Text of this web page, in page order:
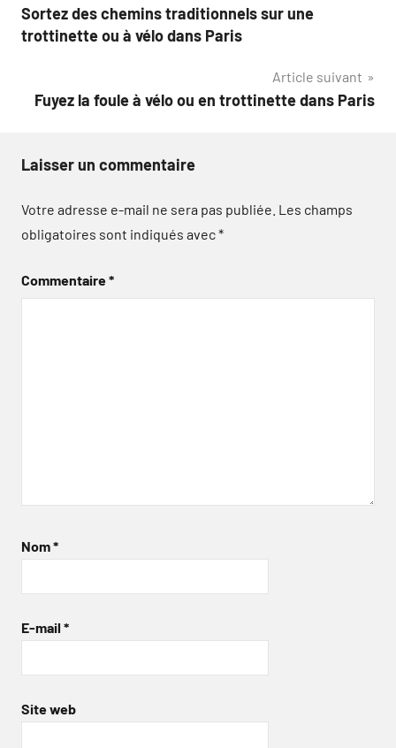
de
Sortez des chemins traditionnels sur une
trottinette ou à vélo dans Paris
Article suivant
Fuyez la foule à vélo ou en trottinette dans Paris
Laisser un commentaire
Votre adresse e-mail ne sera pas publiée. Les champs
obligatoires sont indiqués avec*
Commentaire*
Nom*
E-mail *
Site web